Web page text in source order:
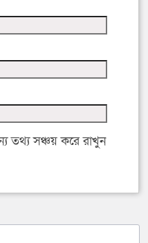
তথ্য সঞ্চয় করে রাখুন